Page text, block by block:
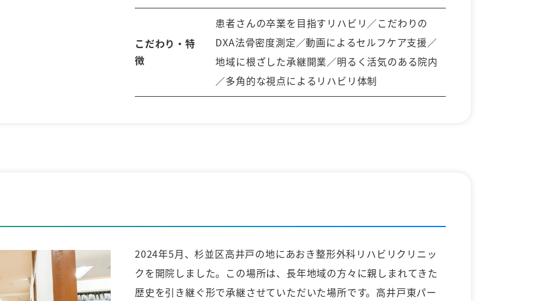
こだわり・特
徴
患者さんの卒業を目指すリハビリ／こだわりの
DXA法骨密度測定／動画によるセルフケア支援／
地域に根ざした承継開業／明るく活気のある院内
／多角的な視点によるリハビリ体制
2024年5月、杉並区高井戸の地にあおき整形外科リハビリクリニッ
クを開院しました。この場所は、長年地域の方々に親しまれてきた
歴史を引き継ぐ形で承継させていただいた場所です。高井戸東パー